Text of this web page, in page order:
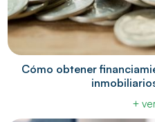
Cómo obtener
+